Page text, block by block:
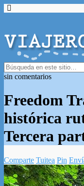
sin comentarios
Freedom
histórica
Tercera
Comparte Tuitea Pin